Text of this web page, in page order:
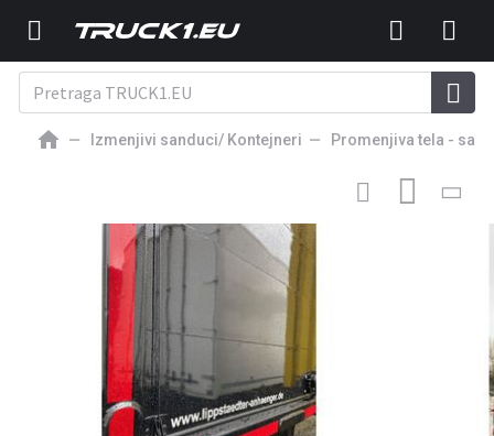
Izmenjivi sanduci/ Kontejneri Promenjiva tela -
Krone BDF-System, 7.450 mm